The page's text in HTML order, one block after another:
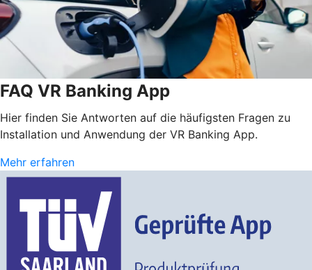
FAQ VR Banking App
Hier finden Sie Antworten auf die häufigsten Fragen zu
Installation und Anwendung der VR Banking App.
Mehr erfahren